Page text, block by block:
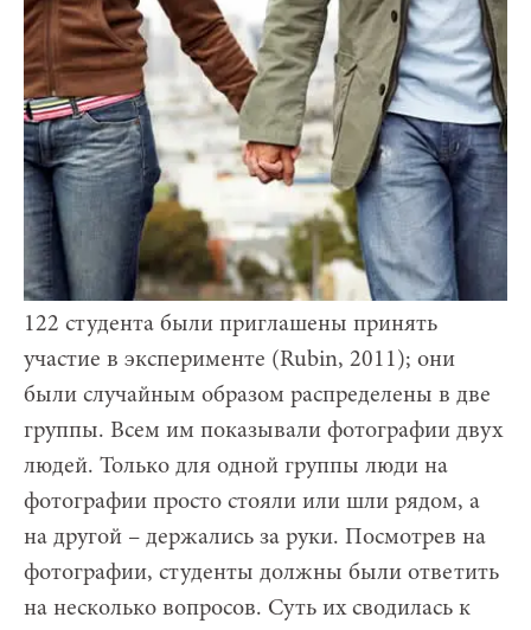
122 студента были приглашены принять
участие в эксперименте (Rubin, 2011); они
были случайным образом распределены в две
группы. Всем им показывали фотографии двух
людей. Только для одной группы люди на
фотографии просто стояли или шли рядом, а
на другой – держались за руки. Посмотрев на
фотографии, студенты должны были ответить
на несколько вопросов. Суть их сводилась к